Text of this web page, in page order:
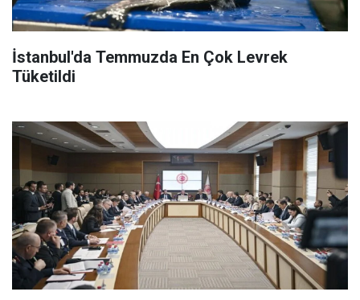
İstanbul'da Temmuzda En Çok Levrek
Tüketildi